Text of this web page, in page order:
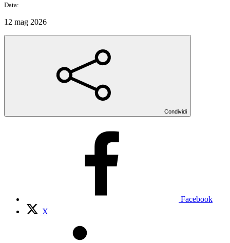
Data:
12 mag 2026
Condividi
Facebook
X